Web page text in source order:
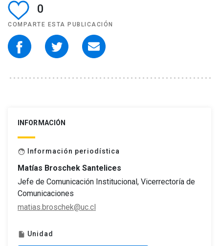
0
COMPARTE ESTA PUBLICACIÓN
INFORMACIÓN
face Información periodística
Matías Broschek Santelices
Jefe de Comunicación Institucional, Vicerrectoría de
Comunicaciones
matias.broschek@uc.cl
insert_drive_file Unidad